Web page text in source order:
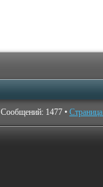
Сообщений: 1477 • Страница